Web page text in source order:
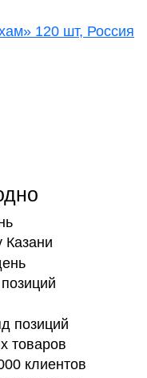
120 шт, Россия
Казани
товаров
клиентов